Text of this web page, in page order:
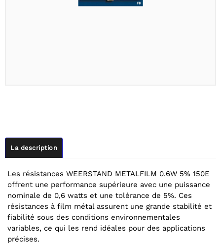
La description
Les résistances WEERSTAND METALFILM 0.6W 5% 150E
offrent une performance supérieure avec une puissance
nominale de 0,6 watts et une tolérance de 5%. Ces
résistances à film métal assurent une grande stabilité et
fiabilité sous des conditions environnementales
variables, ce qui les rend idéales pour des applications
précises.